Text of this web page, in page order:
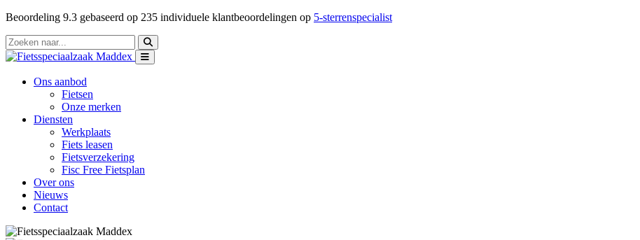
Beoordeling 9.3 gebaseerd op 235 individuele klantbeoordelingen op 5-sterrenspecialist
Ons aanbod
Fietsen
Onze merken
Diensten
Werkplaats
Fiets leasen
Fietsverzekering
Fisc Free Fietsplan
Over ons
Nieuws
Contact